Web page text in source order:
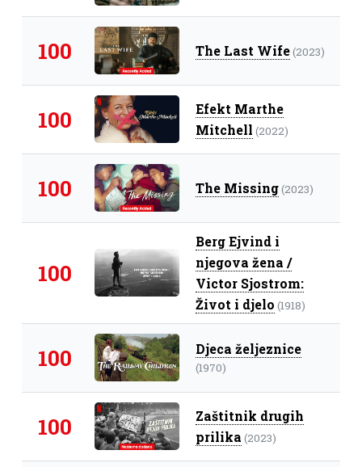
100 The Last Wife(2023)
100
Efekt Marthe
Mitchell (2022)
100 The Missing(2023)
100
Berg Ejvind i
njegova žena /
Victor Sjostrom:
Život i djelo (1918)
100 Djeca željeznice
(1970)
100
Zaštitnik drugih
prilika (2023)